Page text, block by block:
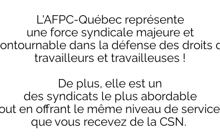
L'AFPC-Québec représente
une force syndicale majeure et
dans la défense des droits
travailleurs et travailleuses !
De plus, elle est un
des syndicats le plus abordable
en offrant le même niveau de
que vous recevez de la CSN.